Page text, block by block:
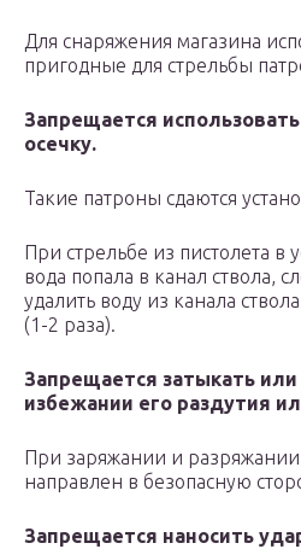
Для снаряжения магазина
пригодные для стрельбы
Запрещается
осечку.
Такие патроны сдаются
При стрельбе из пистолета в
вода попала в канал ствола,
удалить воду из канала
(1-2 раза).
Запрещается затыкать
избежании его раздутия
При заряжании и
направлен в безопасную
Запрещается наносить